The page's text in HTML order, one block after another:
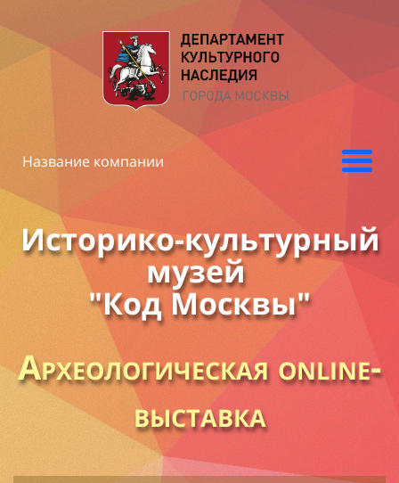
Название компании
Историко-культурный
музей
"Код Москвы"
Археологическая online-
выставка